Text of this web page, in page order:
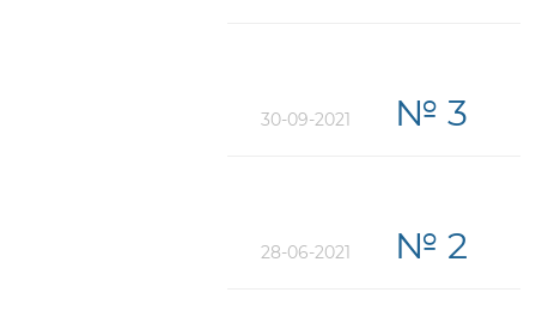
30-09-2021 № 3
28-06-2021 № 2